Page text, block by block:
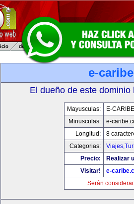
e-
El dueño de este
Mayusculas:
E-
Minusculas:
e-
Longitud:
8
Categorias:
Precio:
Realizar
Visitar!
e-
Serán